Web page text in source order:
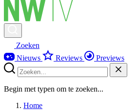
Zoeken
Nieuws
Reviews Previews
Begin met typen om te zoeken...
Home